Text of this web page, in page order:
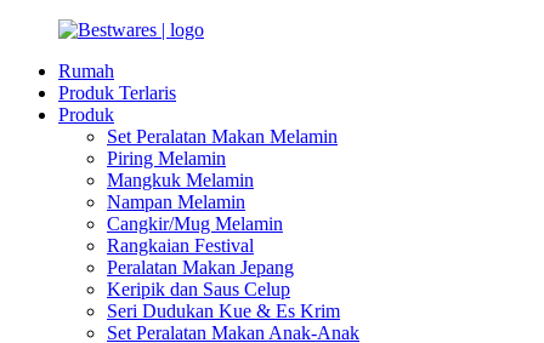
Rumah
Produk Terlaris
Produk
Set Peralatan Makan Melamin
Piring Melamin
Mangkuk Melamin
Nampan Melamin
Cangkir/Mug Melamin
Rangkaian Festival
Peralatan Makan Jepang
Keripik dan Saus Celup
Seri Dudukan Kue & Es Krim
Set Peralatan Makan Anak-Anak